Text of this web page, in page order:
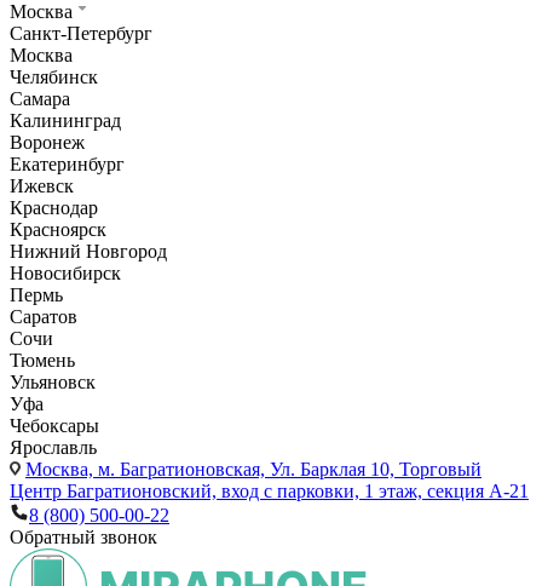
Москва
Санкт-Петербург
Москва
Челябинск
Самара
Калининград
Воронеж
Екатеринбург
Ижевск
Краснодар
Красноярск
Нижний Новгород
Новосибирск
Пермь
Саратов
Сочи
Тюмень
Ульяновск
Уфа
Чебоксары
Ярославль
Москва, м. Багратионовская, Ул. Барклая 10, Торговый
Центр Багратионовский, вход с парковки, 1 этаж, секция А-21
8 (800) 500-00-22
Обратный звонок